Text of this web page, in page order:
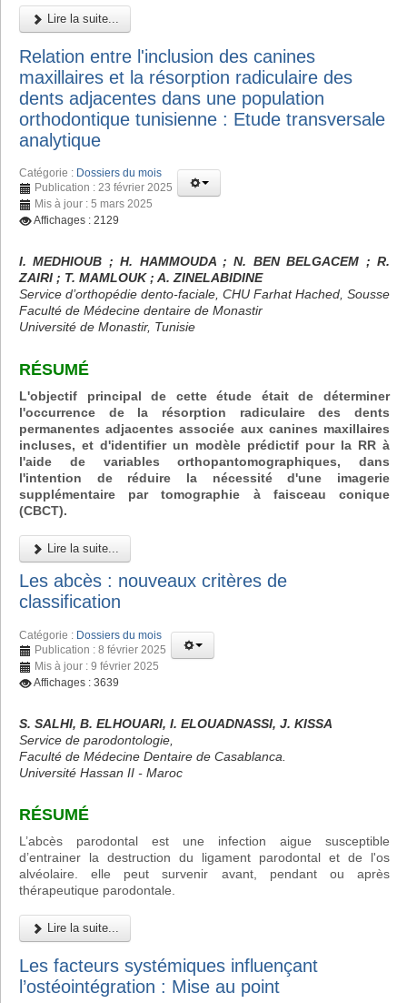
Lire la suite...
Relation entre l'inclusion des canines
maxillaires et la résorption radiculaire des
dents adjacentes dans une population
orthodontique tunisienne : Etude transversale
analytique
Catégorie : Dossiers du mois
Publication : 23 février 2025
Mis à jour : 5 mars 2025
Affichages : 2129
I. MEDHIOUB ; H. HAMMOUDA ; N. BEN BELGACEM ; R.
ZAIRI ; T. MAMLOUK ; A. ZINELABIDINE
Service d’orthopédie dento-faciale, CHU Farhat Hached, Sousse
Faculté de Médecine dentaire de Monastir
Université de Monastir, Tunisie
RÉSUMÉ
L'objectif principal de cette étude était de déterminer
l'occurrence de la résorption radiculaire des dents
permanentes adjacentes associée aux canines maxillaires
incluses, et d'identifier un modèle prédictif pour la RR à
l'aide de variables orthopantomographiques, dans
l'intention de réduire la nécessité d'une imagerie
supplémentaire par tomographie à faisceau conique
(CBCT).
Lire la suite...
Les abcès : nouveaux critères de
classification
Catégorie : Dossiers du mois
Publication : 8 février 2025
Mis à jour : 9 février 2025
Affichages : 3639
S. SALHI, B. ELHOUARI, I. ELOUADNASSI, J. KISSA
Service de parodontologie,
Faculté de Médecine Dentaire de Casablanca.
Université Hassan II - Maroc
RÉSUMÉ
L’abcès parodontal est une infection aigue susceptible
d’entrainer la destruction du ligament parodontal et de l'os
alvéolaire. elle peut survenir avant, pendant ou après
thérapeutique parodontale.
Lire la suite...
Les facteurs systémiques influençant
l’ostéointégration : Mise au point